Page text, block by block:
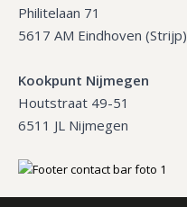
Philitelaan 71
5617 AM Eindhoven (Strijp)
Kookpunt Nijmegen
Houtstraat 49-51
6511 JL Nijmegen